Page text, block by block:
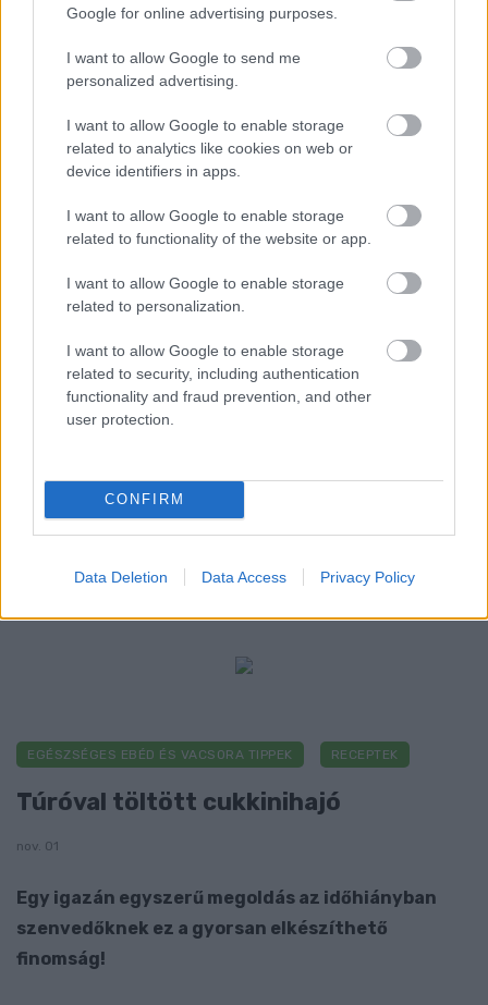
Google for online advertising purposes.
I want to allow Google to send me
personalized advertising.
I want to allow Google to enable storage
related to analytics like cookies on web or
device identifiers in apps.
I want to allow Google to enable storage
related to functionality of the website or app.
I want to allow Google to enable storage
related to personalization.
I want to allow Google to enable storage
related to security, including authentication
functionality and fraud prevention, and other
user protection.
CONFIRM
Data Deletion Data Access Privacy Policy
Ma ezt olvasták a legtöbben:
Mit szabad enni este 6 után?
pakol Rád!
Így lehet kockahasad úszógumi helyett
Egy nullkalóriás zöldség, ami nagyon jól
variálható és igazán egészséges
EGÉSZSÉGES EBÉD ÉS VACSORA TIPPEK RECEPTEK
Túróval töltött cukkinihajó
nov. 01
Egy igazán egyszerű megoldás az időhiányban
szenvedőknek ez a gyorsan elkészíthető
finomság!